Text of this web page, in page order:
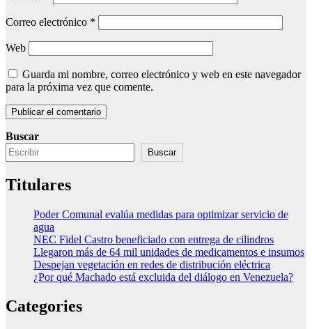
Correo electrónico *
Web
Guarda mi nombre, correo electrónico y web en este navegador
para la próxima vez que comente.
Buscar
Buscar
Titulares
Poder Comunal evalúa medidas para optimizar servicio de
agua
NEC Fidel Castro beneficiado con entrega de cilindros
Llegaron más de 64 mil unidades de medicamentos e insumos
Despejan vegetación en redes de distribución eléctrica
¿Por qué Machado está excluida del diálogo en Venezuela?
Categories